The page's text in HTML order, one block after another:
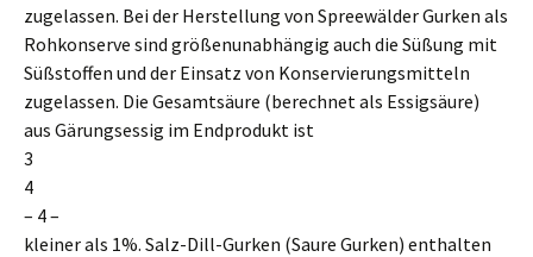
zugelassen. Bei der Herstellung von Spreewälder Gurken als
Rohkonserve sind größenunabhängig auch die Süßung mit
Süßstoffen und der Einsatz von Konservierungsmitteln
zugelassen. Die Gesamtsäure (berechnet als Essigsäure)
aus Gärungsessig im Endprodukt ist
3
4
– 4 –
kleiner als 1%. Salz-Dill-Gurken (Saure Gurken) enthalten